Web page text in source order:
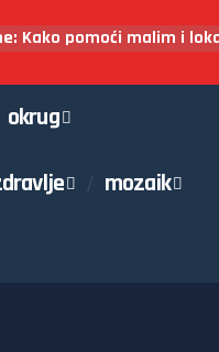
Kako pomoći malim i
okrug
mozaik